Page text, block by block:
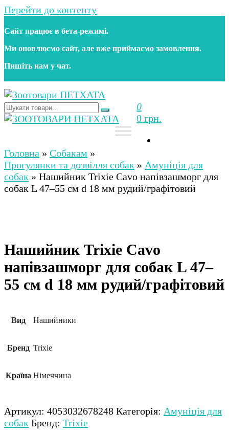
Перейти до контенту
Сайт працює в бета‑режимі.
Ми оновлюємо сайт, але вже приймаємо замовлення.
Пишіть нам у чат.
Зоотовари ПЕТХАТА
Зоомагазин для собак та котів | Корм, іграшки,
аксесуари та догляд за тваринами. Доставка по
0
0 грн.
Зоомагазин для собак та котів | Корм, іграшки,
аксесуари та догляд за тваринами. Доставка по
Україні
Головна » Собакам »
Прогулянки та дозвілля собак » Амуніція для
собак » Нашийник Trixie Cavo напівзашморг для
собак L 47–55 см d 18 мм рудий/графітовий
Нашийник Trixie Cavo
напівзашморг для собак L 47–
55 см d 18 мм рудий/графітовий
Вид Нашийники
Бренд Trixie
Країна Німеччина
Артикул: 4053032678248 Категорія: Амуніція для
собак Бренд: Trixie